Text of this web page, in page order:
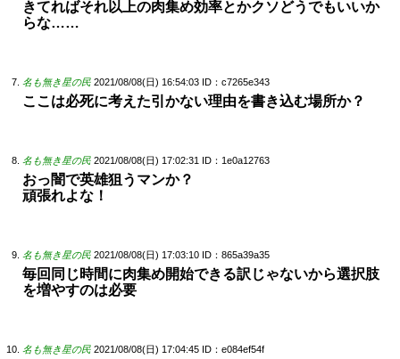
きてればそれ以上の肉集め効率とかクソどうでもいいか
らな……
名も無き星の民 2021/08/08(日) 16:54:03 ID：c7265e343
ここは必死に考えた引かない理由を書き込む場所か？
名も無き星の民 2021/08/08(日) 17:02:31 ID：1e0a12763
おっ闇で英雄狙うマンか？
頑張れよな！
名も無き星の民 2021/08/08(日) 17:03:10 ID：865a39a35
毎回同じ時間に肉集め開始できる訳じゃないから選択肢
を増やすのは必要
名も無き星の民 2021/08/08(日) 17:04:45 ID：e084ef54f